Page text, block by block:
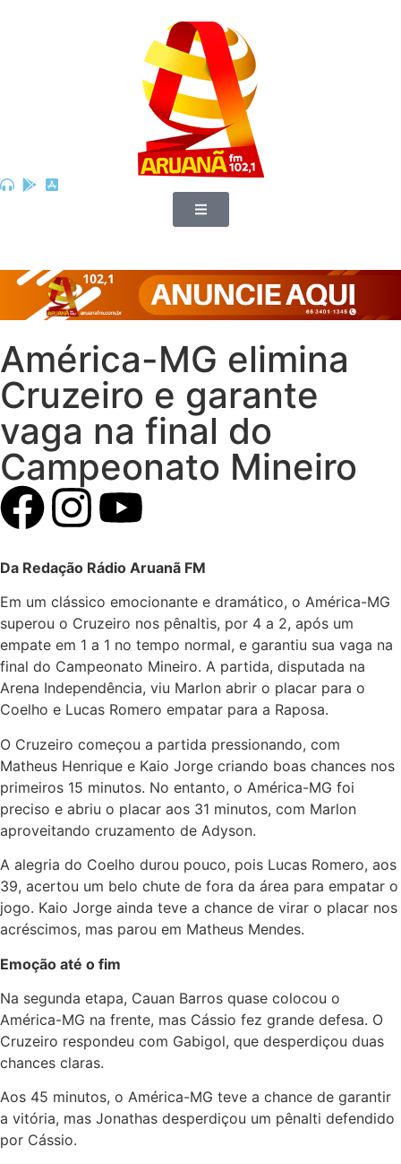
América-MG elimina
Cruzeiro e garante
vaga na final do
Campeonato Mineiro
Da Redação Rádio Aruanã FM
Em um clássico emocionante e dramático, o América-MG
superou o Cruzeiro nos pênaltis, por 4 a 2, após um
empate em 1 a 1 no tempo normal, e garantiu sua vaga na
final do Campeonato Mineiro. A partida, disputada na
Arena Independência, viu Marlon abrir o placar para o
Coelho e Lucas Romero empatar para a Raposa.
O Cruzeiro começou a partida pressionando, com
Matheus Henrique e Kaio Jorge criando boas chances nos
primeiros 15 minutos. No entanto, o América-MG foi
preciso e abriu o placar aos 31 minutos, com Marlon
aproveitando cruzamento de Adyson.
A alegria do Coelho durou pouco, pois Lucas Romero, aos
39, acertou um belo chute de fora da área para empatar o
jogo. Kaio Jorge ainda teve a chance de virar o placar nos
acréscimos, mas parou em Matheus Mendes.
Emoção até o fim
Na segunda etapa, Cauan Barros quase colocou o
América-MG na frente, mas Cássio fez grande defesa. O
Cruzeiro respondeu com Gabigol, que desperdiçou duas
chances claras.
Aos 45 minutos, o América-MG teve a chance de garantir
a vitória, mas Jonathas desperdiçou um pênalti defendido
por Cássio.